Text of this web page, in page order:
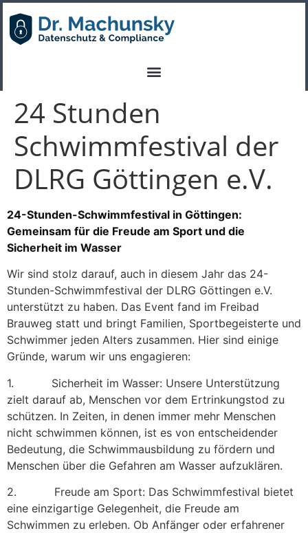
24 Stunden
Schwimmfestival der
DLRG Göttingen e.V.
24-Stunden-Schwimmfestival in Göttingen:
Gemeinsam für die Freude am Sport und die
Sicherheit im Wasser
Wir sind stolz darauf, auch in diesem Jahr das 24-
Stunden-Schwimmfestival der DLRG Göttingen e.V.
unterstützt zu haben. Das Event fand im Freibad
Brauweg statt und bringt Familien, Sportbegeisterte und
Schwimmer jeden Alters zusammen. Hier sind einige
Gründe, warum wir uns engagieren:
1. Sicherheit im Wasser: Unsere Unterstützung
zielt darauf ab, Menschen vor dem Ertrinkungstod zu
schützen. In Zeiten, in denen immer mehr Menschen
nicht schwimmen können, ist es von entscheidender
Bedeutung, die Schwimmausbildung zu fördern und
Menschen über die Gefahren am Wasser aufzuklären.
2. Freude am Sport: Das Schwimmfestival bietet
eine einzigartige Gelegenheit, die Freude am
Schwimmen zu erleben. Ob Anfänger oder erfahrener